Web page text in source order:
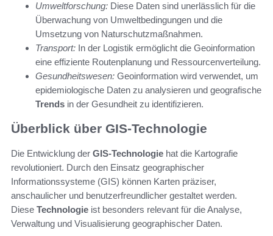
Umweltforschung: Diese Daten sind unerlässlich für die
Überwachung von Umweltbedingungen und die
Umsetzung von Naturschutzmaßnahmen.
Transport: In der Logistik ermöglicht die Geoinformation
eine effiziente Routenplanung und Ressourcenverteilung.
Gesundheitswesen: Geoinformation wird verwendet, um
epidemiologische Daten zu analysieren und geografische
Trends in der Gesundheit zu identifizieren.
Überblick über GIS-Technologie
Die Entwicklung der GIS-Technologie hat die Kartografie
revolutioniert. Durch den Einsatz geographischer
Informationssysteme (GIS) können Karten präziser,
anschaulicher und benutzerfreundlicher gestaltet werden.
Diese Technologie ist besonders relevant für die Analyse,
Verwaltung und Visualisierung geographischer Daten.